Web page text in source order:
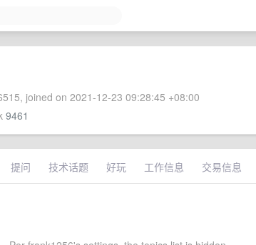
joined on 2021-12-23 09:28:45 +08:00
9461
提问 技术话题 好玩 工作信息 交易信息